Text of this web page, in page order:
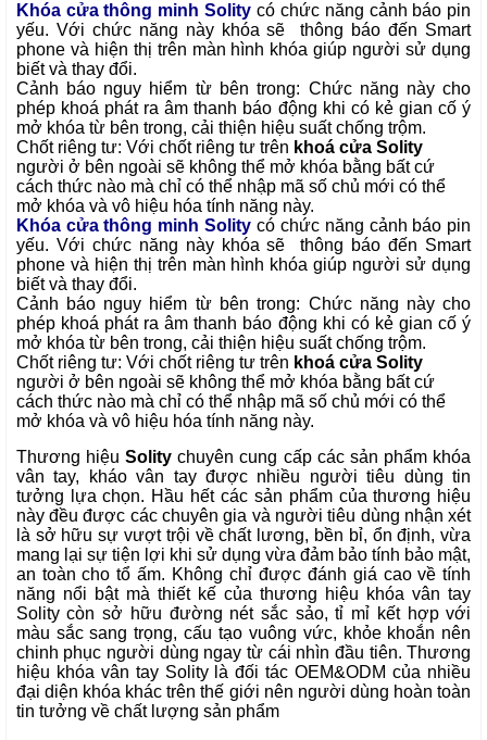
Khóa cửa thông minhSolity có chức năng cảnh báo pin
yếu. Với chức năng này khóa sẽ thông báo đến Smart
phone và hiện thị trên màn hình khóa giúp người sử dụng
biết và thay đổi.
Cảnh báo nguy hiểm từ bên trong: Chức năng này cho
phép khoá phát ra âm thanh báo động khi có kẻ gian cố ý
mở khóa từ bên trong, cải thiện hiệu suất chống trộm.
Chốt riêng tư: Với chốt riêng tư trên khoá cửa Solity
người ở bên ngoài sẽ không thể mở khóa bằng bất cứ
cách thức nào mà chỉ có thể nhập mã số chủ mới có thể
mở khóa và vô hiệu hóa tính năng này.
Khóa cửa thông minhSolity có chức năng cảnh báo pin
yếu. Với chức năng này khóa sẽ thông báo đến Smart
phone và hiện thị trên màn hình khóa giúp người sử dụng
biết và thay đổi.
Cảnh báo nguy hiểm từ bên trong: Chức năng này cho
phép khoá phát ra âm thanh báo động khi có kẻ gian cố ý
mở khóa từ bên trong, cải thiện hiệu suất chống trộm.
Chốt riêng tư: Với chốt riêng tư trên khoá cửa Solity
người ở bên ngoài sẽ không thể mở khóa bằng bất cứ
cách thức nào mà chỉ có thể nhập mã số chủ mới có thể
mở khóa và vô hiệu hóa tính năng này.
Thương hiệuSolity chuyên cung cấp các sản phẩm khóa
vân tay, kháo vân tay được nhiều người tiêu dùng tin
tưởng lựa chọn. Hầu hết các sản phẩm của thương hiệu
này đều được các chuyên gia và người tiêu dùng nhận xét
là sở hữu sự vượt trội về chất lương, bền bỉ, ổn định, vừa
mang lại sự tiện lợi khi sử dụng vừa đảm bảo tính bảo mật,
an toàn cho tổ ấm. Không chỉ được đánh giá cao về tính
năng nổi bật mà thiết kế của thương hiệu khóa vân tay
Solity còn sở hữu đường nét sắc sảo, tỉ mỉ kết hợp với
màu sắc sang trọng, cấu tạo vuông vức, khỏe khoắn nên
chinh phục người dùng ngay từ cái nhìn đầu tiên. Thương
hiệu khóa vân tay Solity là đối tác OEM&ODM của nhiều
đại diện khóa khác trên thế giới nên người dùng hoàn toàn
tin tưởng về chất lượng sản phẩm